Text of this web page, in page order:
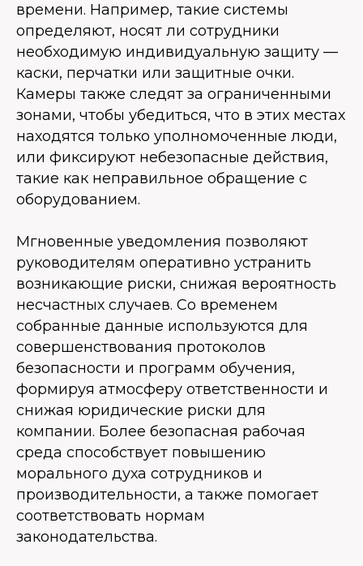
времени. Например, такие системы
определяют, носят ли сотрудники
необходимую индивидуальную защиту —
каски, перчатки или защитные очки.
Камеры также следят за ограниченными
зонами, чтобы убедиться, что в этих местах
находятся только уполномоченные люди,
или фиксируют небезопасные действия,
такие как неправильное обращение с
оборудованием.
Мгновенные уведомления позволяют
руководителям оперативно устранить
возникающие риски, снижая вероятность
несчастных случаев. Со временем
собранные данные используются для
совершенствования протоколов
безопасности и программ обучения,
формируя атмосферу ответственности и
снижая юридические риски для
компании. Более безопасная рабочая
среда способствует повышению
морального духа сотрудников и
производительности, а также помогает
соответствовать нормам
законодательства.